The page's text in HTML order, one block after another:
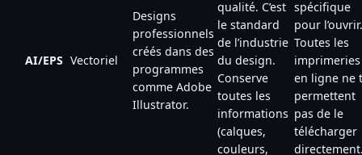
AI/EPS Vectoriel
Designs
professionnels
créés dans des
programmes
comme Adobe
Illustrator.
qualité. C’est
le standard
de l’industrie
du design.
Conserve
toutes les
informations
(calques,
couleurs,
spécifique
pour l’ouvrir.
Toutes les
imprimeries
en ligne ne
permettent
pas de le
télécharger